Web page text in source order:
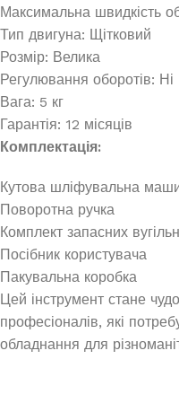
Максимальна швидкість
Тип двигуна: Щітковий
Розмір: Велика
Регулювання оборотів: Ні
Вага: 5 кг
Гарантія: 12 місяців
Комплектація:
Кутова шліфувальна
Поворотна ручка
Комплект запасних
Посібник користувача
Пакувальна коробка
Цей інструмент стане
професіоналів, які
обладнання для